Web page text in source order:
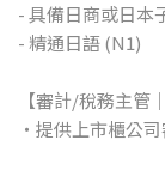
- 具備日商或日本
- 精通日語 (N1)
【審計/稅務主管
・提供上市櫃公